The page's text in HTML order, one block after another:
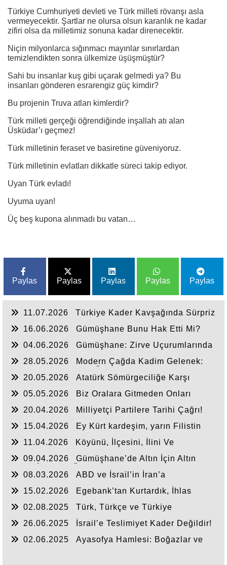
Türkiye Cumhuriyeti devleti ve Türk milleti rövanşı asla
vermeyecektir. Şartlar ne olursa olsun karanlık ne kadar
zifiri olsa da milletimiz sonuna kadar direnecektir.
Niçin milyonlarca sığınmacı mayınlar sınırlardan
temizlendikten sonra ülkemize üşüşmüştür?
Sahi bu insanlar kuş gibi uçarak gelmedi ya? Bu
insanları gönderen esrarengiz güç kimdir?
Bu projenin Truva atları kimlerdir?
Türk milleti gerçeği öğrendiğinde inşallah atı alan
Üsküdar’ı geçmez!
Türk milletinin feraset ve basiretine güveniyoruz.
Türk milletinin evlatları dikkatle süreci takip ediyor.
Uyan Türk evladı!
Uyuma uyan!
Üç beş kupona alınmadı bu vatan…
Paylas Paylas Paylas Paylas Paylas
11.07.2026
Türkiye Kader Kavşağında Sürpriz
16.06.2026
Gümüşhane Bunu Hak Etti Mi?
04.06.2026
Gümüşhane: Zirve Uçurumlarında
28.05.2026
Modern Çağda Kadim Gelenek:
20.05.2026
Atatürk Sömürgeciliğe Karşı
05.05.2026
Biz Oralara Gitmeden Onları
20.04.2026
Milliyetçi Partilere Tarihi Çağrı!
15.04.2026
Ey Kürt kardeşim, yarın Filistin
11.04.2026
Köyünü, İlçesini, İlini Ve
Konfederasyon Niçin Vardır?
09.04.2026
Gümüşhane’de Altın İçin Altın
08.03.2026
ABD ve İsrail’in İran’a
15.02.2026
Egebank’tan Kurtardık, İhlas
02.08.2025
Türk, Türkçe ve Türkiye
26.06.2025
İsrail’e Teslimiyet Kader Değildir!
02.06.2025
Ayasofya Hamlesi: Boğazlar ve